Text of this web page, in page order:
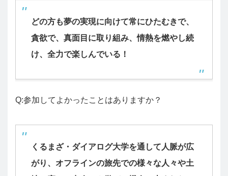
どの方も夢の実現に向けて常にひたむきで、
貪欲で、真面目に取り組み、情熱を燃やし続
け、全力で楽しんでいる！
Q:参加してよかったことはありますか？
くるまざ・ダイアログ大学を通して人脈が広
がり、オフラインの旅先での様々な人々や土